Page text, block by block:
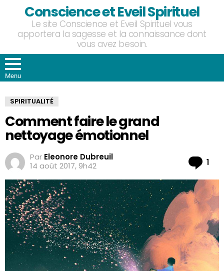
Conscience et Eveil Spirituel
Le site Conscience et Eveil Spirituel vous
apportera la sagesse et la connaissance dont
vous avez besoin.
Menu
SPIRITUALITÉ
Comment faire le grand
nettoyage émotionnel
Par Eleonore Dubreuil
14 août 2017, 9h42
1